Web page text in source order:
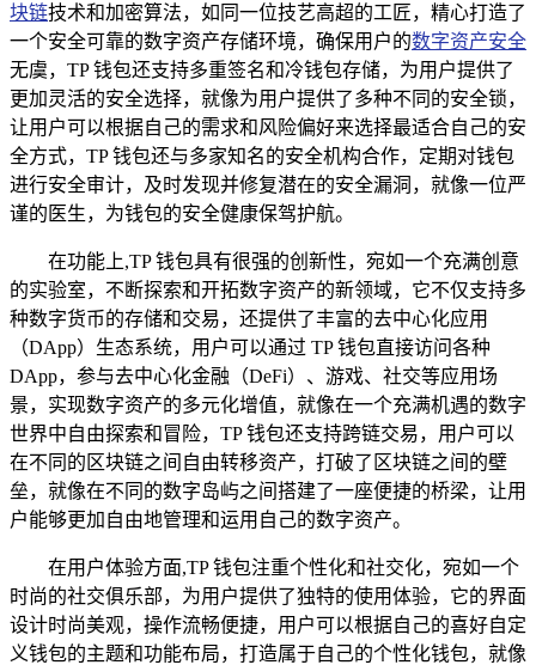
块链技术和加密算法，如同一位技艺高超的工匠，精心打造了
一个安全可靠的数字资产存储环境，确保用户的数字资产安全
无虞，TP 钱包还支持多重签名和冷钱包存储，为用户提供了
更加灵活的安全选择，就像为用户提供了多种不同的安全锁，
让用户可以根据自己的需求和风险偏好来选择最适合自己的安
全方式，TP 钱包还与多家知名的安全机构合作，定期对钱包
进行安全审计，及时发现并修复潜在的安全漏洞，就像一位严
谨的医生，为钱包的安全健康保驾护航。
在功能上,TP 钱包具有很强的创新性，宛如一个充满创意
的实验室，不断探索和开拓数字资产的新领域，它不仅支持多
种数字货币的存储和交易，还提供了丰富的去中心化应用
（DApp）生态系统，用户可以通过 TP 钱包直接访问各种
DApp，参与去中心化金融（DeFi）、游戏、社交等应用场
景，实现数字资产的多元化增值，就像在一个充满机遇的数字
世界中自由探索和冒险，TP 钱包还支持跨链交易，用户可以
在不同的区块链之间自由转移资产，打破了区块链之间的壁
垒，就像在不同的数字岛屿之间搭建了一座便捷的桥梁，让用
户能够更加自由地管理和运用自己的数字资产。
在用户体验方面,TP 钱包注重个性化和社交化，宛如一个
时尚的社交俱乐部，为用户提供了独特的使用体验，它的界面
设计时尚美观，操作流畅便捷，用户可以根据自己的喜好自定
义钱包的主题和功能布局，打造属于自己的个性化钱包，就像